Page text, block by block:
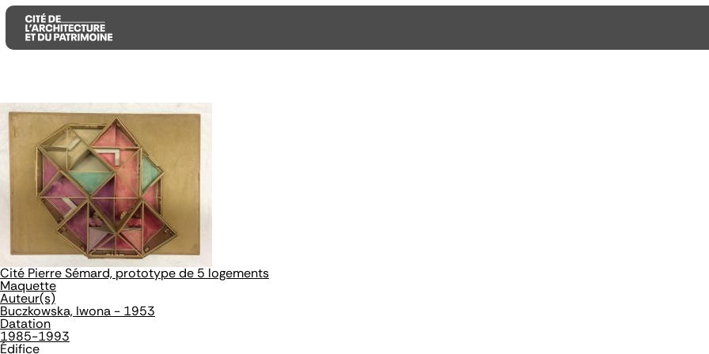
Aller
au
contenu
principal
Aller
au
menu
principal
Aller
recherche
Cité Pierre Sémard, prototype de 5 logements
Maquette
Auteur(s)
Buczkowska, Iwona - 1953
Datation
1985-1993
Édifice